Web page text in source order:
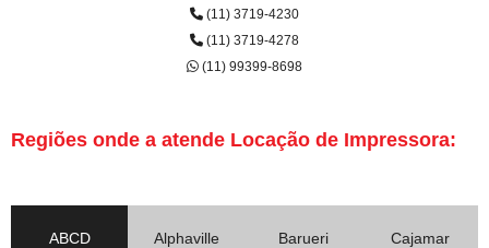
(11) 3719-4230
(11) 3719-4278
(11) 99399-8698
Regiões onde a atende Locação de Impressora:
ABCD Alphaville Barueri Cajamar